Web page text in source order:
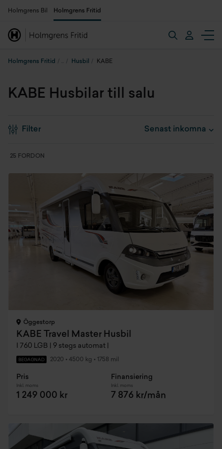
Holmgrens Bil Holmgrens Fritid
Holmgrens Fritid Husbil KABE
KABE Husbilar till salu
Filter
25 FORDON
Öggestorp
KABE Travel Master Husbil
I 760 LGB | 9 stegs automat |
BEGAGNAD 2020 • 4500 kg • 1758 mil
Pris
Inkl. moms
1 249 000 kr
Finansiering
Inkl. moms
7 876 kr/mån